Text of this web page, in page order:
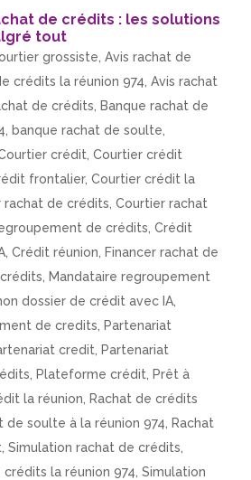
de crédits : les solutions
tout
grossiste ,Avis rachat de
crédits la réunion 974 ,Avis rachat
de crédits
Banque rachat de
banque rachat de soulte
crédit ,Courtier crédit
frontalier,Courtier crédit la
rachat de crédits ,Courtier rachat
de crédits ,Crédit
,Crédit réunion
Financer rachat de
Mandataire regroupement
dossier de crédit avec IA
de credits
Partenariat
credit
Partenariat
Plateforme crédit
Prêt à
la réunion
Rachat de crédits
de soulte à la réunion 974
Rachat
,Simulation rachat de crédits
la réunion 974 ,Simulation